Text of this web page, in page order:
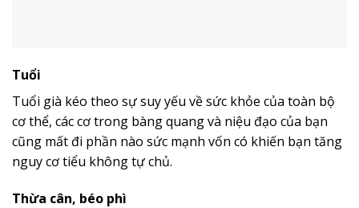
Tuổi
Tuổi già kéo theo sự suy yếu về sức khỏe của toàn bộ
cơ thể, các cơ trong bàng quang và niệu đạo của bạn
cũng mất đi phần nào sức mạnh vốn có khiến bạn tăng
nguy cơ tiểu không tự chủ.
Thừa cân, béo phì